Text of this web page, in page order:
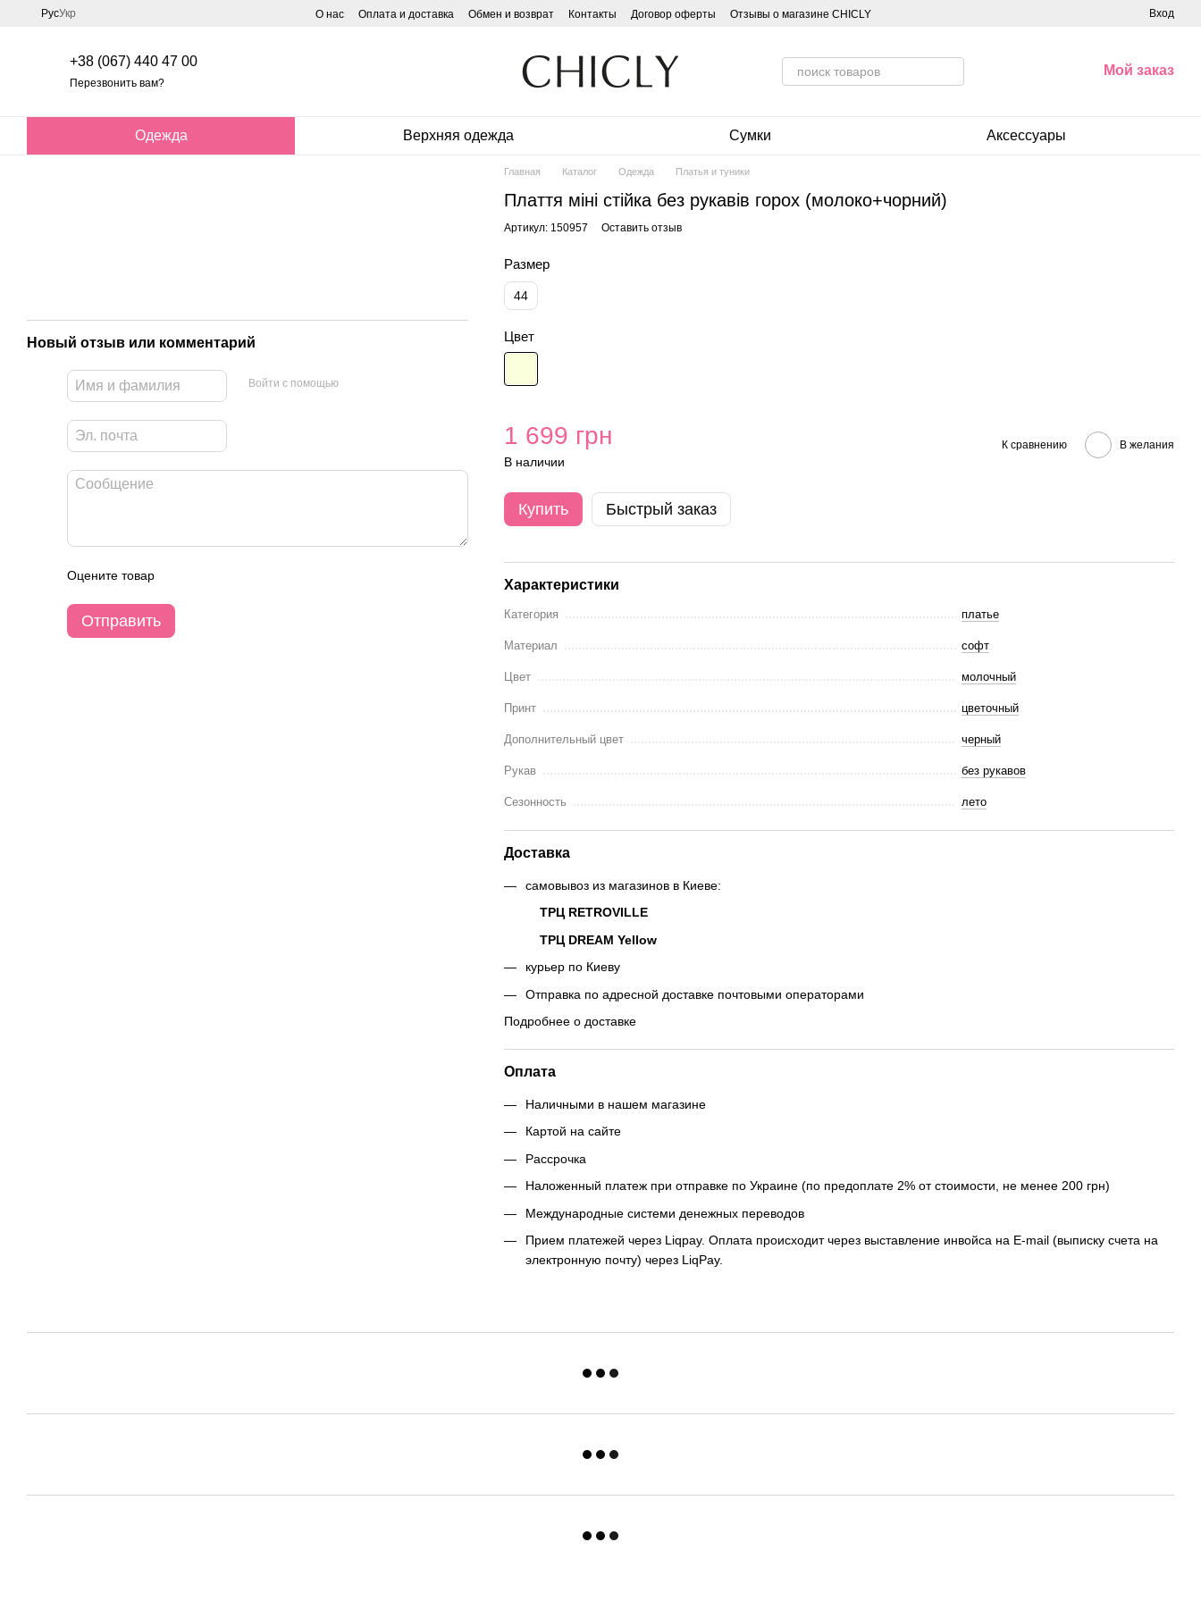
Перейти к основному контенту
РусУкр О нас Оплата и доставка Обмен и возврат Контакты Договор оферты Отзывы о магазине CHICLY Вход
+38 (067) 440 47 00
Перезвонить вам?
Мой заказ
Одежда Верхняя одежда Сумки Аксессуары
Новый отзыв или комментарий
Войти с помощью
Оцените товар
Отправить
Главная Каталог Одежда Платья и туники
Плаття міні стійка без рукавів горох (молоко+чорний)
Артикул: 150957 Оставить отзыв
Размер
44
Цвет
1 699 грн
В наличии
К сравнению В желания
Купить Быстрый заказ
Характеристики
Категория платье
Материал софт
Цвет молочный
Принт цветочный
Дополнительный цвет черный
Рукав без рукавов
Сезонность лето
Доставка
самовывоз из магазинов в Киеве:
ТРЦ RETROVILLE
ТРЦ DREAM Yellow
курьер по Киеву
Отправка по адресной доставке почтовыми операторами
Подробнее о доставке
Оплата
Наличными в нашем магазине
Картой на сайте
Рассрочка
Наложенный платеж при отправке по Украине (по предоплате 2% от стоимости, не менее 200 грн)
Международные системи денежных переводов
Прием платежей через Liqpay. Оплата происходит через выставление инвойса на E-mail (выписку счета на
электронную почту) через LiqPay.